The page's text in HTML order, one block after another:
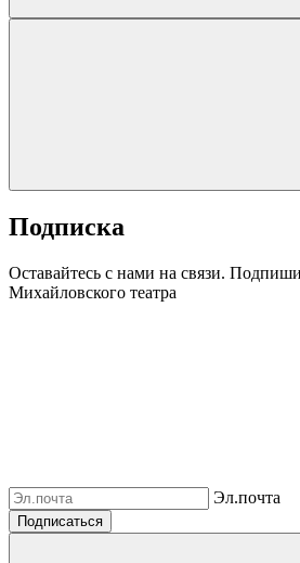
Подписка
Оставайтесь с нами на связи.
Михайловского театра
Эл.почта
Подписаться